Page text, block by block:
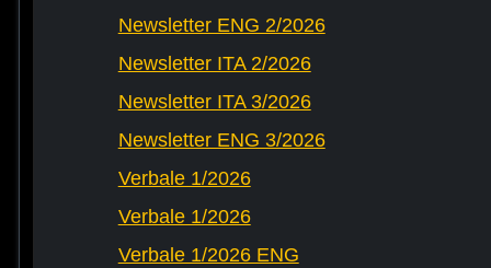
Newsletter ENG 2/2026
Newsletter ITA 2/2026
Newsletter ITA 3/2026
Newsletter ENG 3/2026
Verbale 1/2026
Verbale 1/2026
Verbale 1/2026 ENG